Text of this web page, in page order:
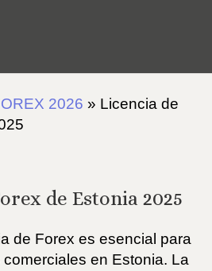
2026 » Licencia de
de Estonia 2025
de Forex es esencial para
en Estonia. La